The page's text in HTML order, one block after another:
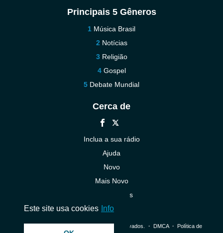
Principais 5 Gêneros
Música Brasil
Notícias
Religião
Gospel
Debate Mundial
Cerca de
Inclua a sua rádio
Ajuda
Novo
Mais Novo
Contacte-nos
© 2026 InstantAudio. Todos os direitos reservados. ・ DMCA・ Política de
Este site usa cookies Info